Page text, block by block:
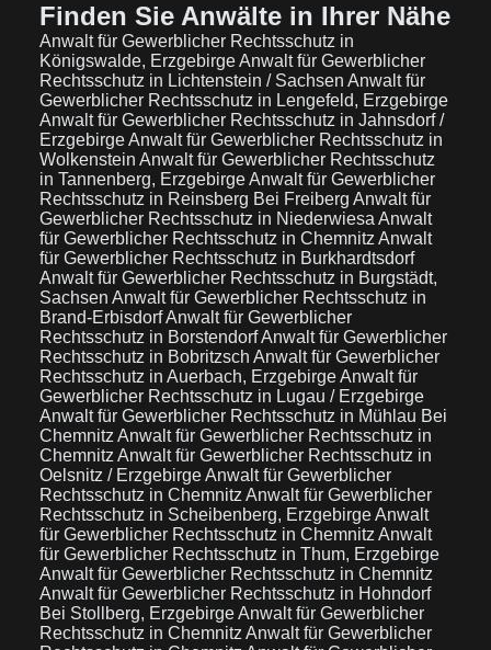
Finden Sie Anwälte in Ihrer Nähe
Anwalt für Gewerblicher Rechtsschutz in
Königswalde, ErzgebirgeAnwalt für Gewerblicher
Rechtsschutz in Lichtenstein / Sachsen Anwalt für
Gewerblicher Rechtsschutz in Lengefeld, Erzgebirge
Anwalt für Gewerblicher Rechtsschutz in Jahnsdorf /
ErzgebirgeAnwalt für Gewerblicher Rechtsschutz in
Wolkenstein Anwalt für Gewerblicher Rechtsschutz
in Tannenberg, ErzgebirgeAnwalt für Gewerblicher
Rechtsschutz in Reinsberg Bei Freiberg Anwalt für
Gewerblicher Rechtsschutz in Niederwiesa Anwalt
für Gewerblicher Rechtsschutz in Chemnitz Anwalt
für Gewerblicher Rechtsschutz in Burkhardtsdorf
Anwalt für Gewerblicher Rechtsschutz in Burgstädt,
Sachsen Anwalt für Gewerblicher Rechtsschutz in
Brand-ErbisdorfAnwalt für Gewerblicher
Rechtsschutz in BorstendorfAnwalt für Gewerblicher
Rechtsschutz in Bobritzsch Anwalt für Gewerblicher
Rechtsschutz in Auerbach, ErzgebirgeAnwalt für
Gewerblicher Rechtsschutz in Lugau / Erzgebirge
Anwalt für Gewerblicher Rechtsschutz in Mühlau Bei
Chemnitz Anwalt für Gewerblicher Rechtsschutz in
Chemnitz Anwalt für Gewerblicher Rechtsschutz in
Oelsnitz / ErzgebirgeAnwalt für Gewerblicher
Rechtsschutz in Chemnitz Anwalt für Gewerblicher
Rechtsschutz in Scheibenberg, ErzgebirgeAnwalt
für Gewerblicher Rechtsschutz in Chemnitz Anwalt
für Gewerblicher Rechtsschutz in Thum, Erzgebirge
Anwalt für Gewerblicher Rechtsschutz in Chemnitz
Anwalt für Gewerblicher Rechtsschutz in Hohndorf
Bei Stollberg, ErzgebirgeAnwalt für Gewerblicher
Rechtsschutz in Chemnitz Anwalt für Gewerblicher